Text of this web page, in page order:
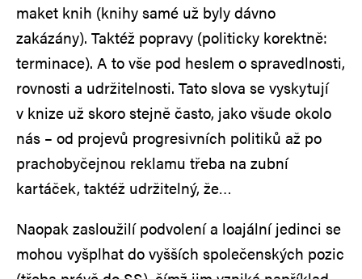
maket knih (knihy samé už byly dávno
zakázány). Taktéž popravy (politicky korektně:
terminace). A to vše pod heslem o spravedlnosti,
rovnosti a udržitelnosti. Tato slova se vyskytují
v knize už skoro stejně často, jako všude okolo
nás – od projevů progresivních politiků až po
prachobyčejnou reklamu třeba na zubní
kartáček, taktéž udržitelný, že…
Naopak zasloužilí podvolení a loajální jedinci se
mohou vyšplhat do vyšších společenských pozic